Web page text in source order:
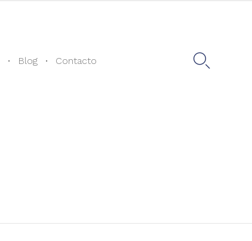
content
Blog Contacto 